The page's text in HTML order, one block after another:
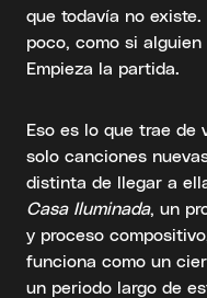
que todavía no
poco, como si
Empieza la partida.
Eso es lo que trae de
solo canciones
distinta de llegar a
Casa Iluminada, un
y proceso
funciona como un
un periodo largo de